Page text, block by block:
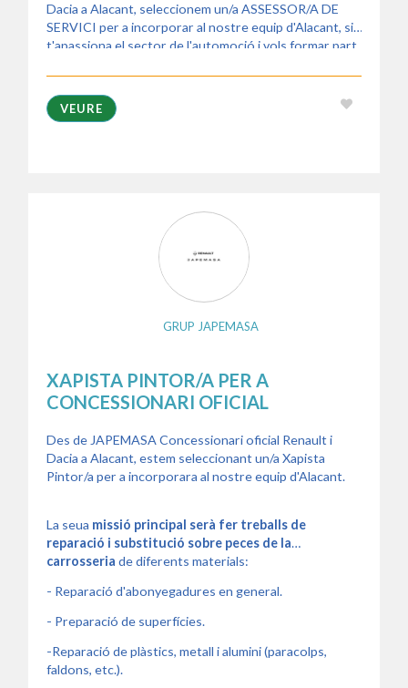
Dacia a Alacant, seleccionem un/a ASSESSOR/A DE
SERVICI per a incorporar al nostre equip d'Alacant, si
t'apassiona el sector de l'automoció i vols formar part
VEURE
GRUP JAPEMASA
XAPISTA PINTOR/A PER A
CONCESSIONARI OFICIAL
Des de JAPEMASA Concessionari oficial Renault i
Dacia a Alacant, estem seleccionant un/a Xapista
Pintor/a per a incorporara al nostre equip d'Alacant.
La seua missió principal serà fer treballs de
reparació i substitució sobre peces de la
carrosseria de diferents materials:
- Reparació d'abonyegadures en general.
- Preparació de superfícies.
-Reparació de plàstics, metall i alumini (paracolps,
faldons, etc.).